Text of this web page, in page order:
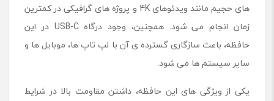
‌های حجیم مانند ویدئوهای 4K و پروژه ‌های گرافیکی در کمترین
زمان انجام می شود. همچنین، وجود درگاه USB-C در این
حافظه، باعث سازگاری گسترده ی آن با لپ‌ تاپ ‌ها، موبایل‌ ها و
سایر سیستم ها می شود.
یکی از ویژگی های این حافظه، داشتن مقاومت بالا در شرایط